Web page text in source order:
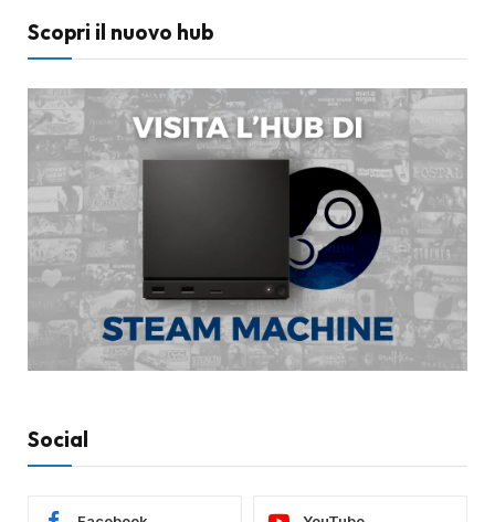
Scopri il nuovo hub
Social